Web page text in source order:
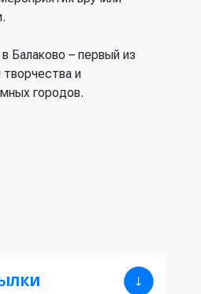
Балаково – первый из
и
городов.